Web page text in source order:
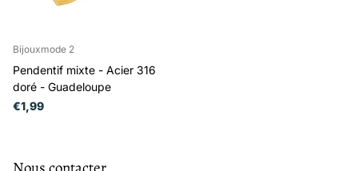
Bijouxmode 2
Pendentif mixte - Acier 316
doré - Guadeloupe
€1,99